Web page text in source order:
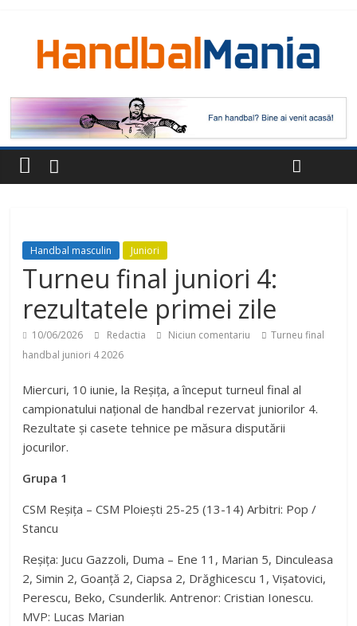
Handbal masculin Juniori
Turneu final juniori 4:
rezultatele primei zile
10/06/2026 Redactia Niciun comentariu
Turneu final
handbal juniori 4 2026
Miercuri, 10 iunie, la Reșița, a început turneul final al
campionatului național de handbal rezervat juniorilor 4.
Rezultate și casete tehnice pe măsura disputării
jocurilor.
Grupa 1
CSM Reșița – CSM Ploiești 25-25 (13-14) Arbitri: Pop /
Stancu
Reșița: Jucu Gazzoli, Duma – Ene 11, Marian 5, Dinculeasa
2, Simin 2, Goanță 2, Ciapsa 2, Drăghicescu 1, Vișatovici,
Perescu, Beko, Csunderlik. Antrenor: Cristian Ionescu.
MVP: Lucas Marian